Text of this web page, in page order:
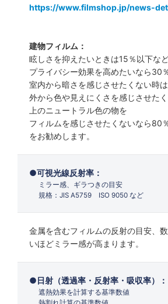
https://www.filmshop.jp/news-
建物フィルム：
眩しさを抑えたいときは15％以下な
プライバシー効果を高めたいなら30
室内から暗さを感じさせたくない時
外から色や見えにくさを感じさせた
上のニュートラル色の物を
フィルムを感じさせたくないなら80
をお勧めします。
可視光線反射率：
ミラー感、ギラつきの目安
規格：JIS A5759 ISO 9050 など
金属を含むフィルムの反射の目安、
いほどミラー感が高まります。
日射（透過率・反射率・吸収率）：
遮熱効果を計算する基準数値